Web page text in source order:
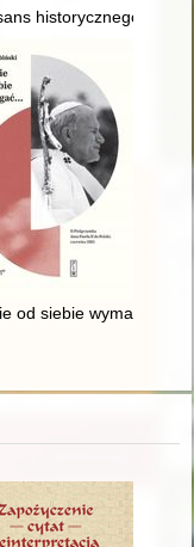
historycznego
1924-2024 :
od siebie wymagać... :
Kożuchowie (1925-